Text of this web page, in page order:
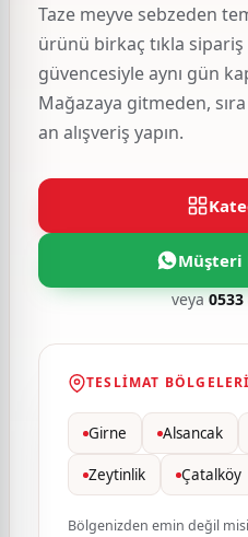
Taze meyve sebzeden
ürünü birkaç tıkla
güvencesiyle aynı gün
Mağazaya gitmeden,
an alışveriş yapın.
Müşteri
veya0533
TESLIMAT BÖLGELERI
Girne Alsancak
Zeytinlik Çatalköy
Bölgenizden emin değil